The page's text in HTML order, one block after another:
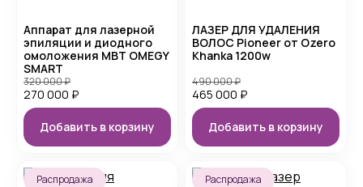
Аппарат для лазерной
эпиляции и диодного
омоложения MBT OMEGY
SMART
270 000 ₽
320 000₽
Добавить в корзину
ЛАЗЕР ДЛЯ УДАЛЕНИЯ
ВОЛОС Pioneer от Ozero
Khanka 1200w
465 000 ₽
490 000₽
Добавить в корзину
Распродажа Распродажа